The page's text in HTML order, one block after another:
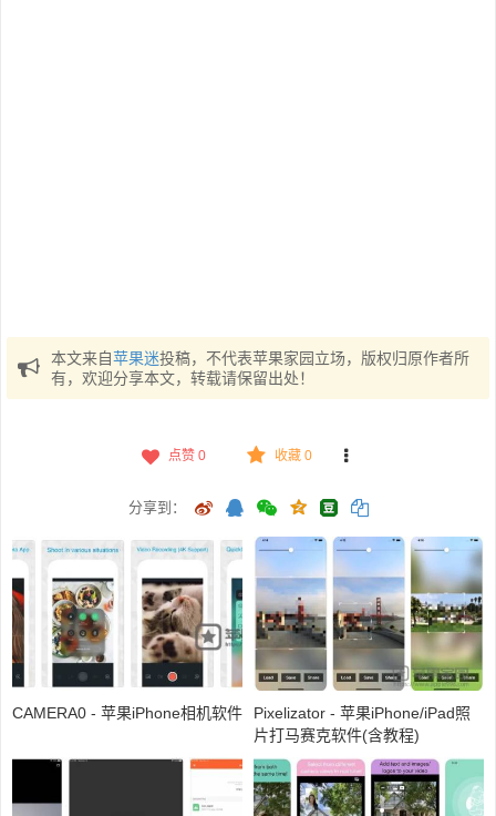
本文来自苹果迷投稿，不代表苹果家园立场，版权归原作者所
有，欢迎分享本文，转载请保留出处！
点赞 0 收藏 0
分享到：
CAMERA0 - 苹果iPhone相机软件
Pixelizator - 苹果iPhone/iPad照
片打马赛克软件(含教程)